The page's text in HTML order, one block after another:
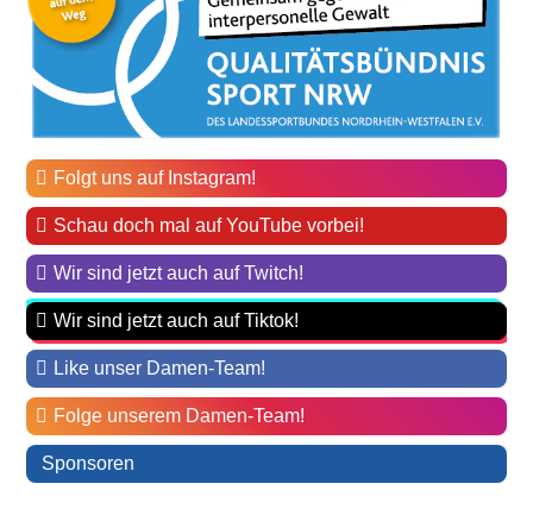
Folgt uns auf Instagram!
Schau doch mal auf YouTube vorbei!
Wir sind jetzt auch auf Twitch!
Wir sind jetzt auch auf Tiktok!
Like unser Damen-Team!
Folge unserem Damen-Team!
Sponsoren